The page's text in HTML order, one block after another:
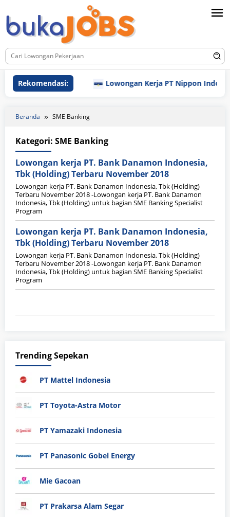
ke
konten
Rekomendasi: Lowongan Kerja PT Nippon Indosari
Beranda SME Banking
Kategori: SME Banking
Lowongan kerja PT. Bank Danamon Indonesia,
Tbk (Holding) Terbaru November 2018
Lowongan kerja PT. Bank Danamon Indonesia, Tbk (Holding)
Terbaru November 2018 -Lowongan kerja PT. Bank Danamon
Indonesia, Tbk (Holding) untuk bagian SME Banking Specialist
Program
Lowongan kerja PT. Bank Danamon Indonesia,
Tbk (Holding) Terbaru November 2018
Lowongan kerja PT. Bank Danamon Indonesia, Tbk (Holding)
Terbaru November 2018 -Lowongan kerja PT. Bank Danamon
Indonesia, Tbk (Holding) untuk bagian SME Banking Specialist
Program
Trending Sepekan
PT Mattel Indonesia
PT Toyota-Astra Motor
PT Yamazaki Indonesia
PT Panasonic Gobel Energy
Mie Gacoan
PT Prakarsa Alam Segar